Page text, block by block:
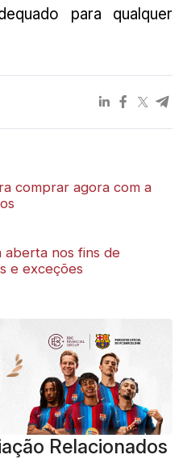
para qualquer
comprar agora com a
aberta nos fins de
e exceções
Relacionados